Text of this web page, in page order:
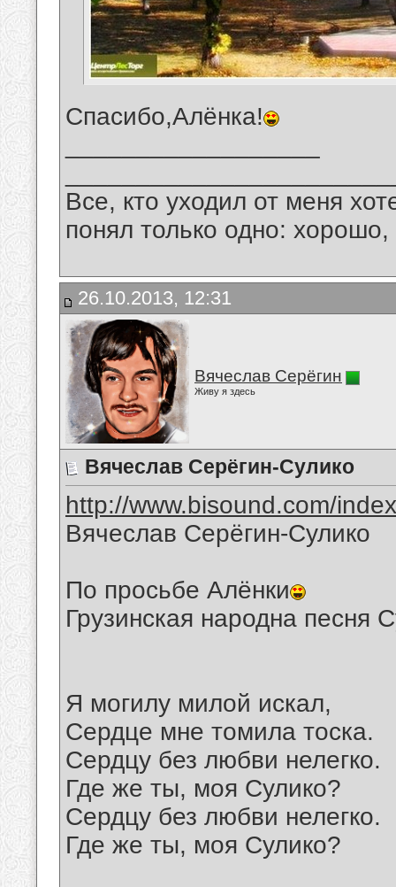
Спасибо,Алёнка!
Все, кто уходил от меня
понял только одно:
26.10.2013, 12:31
Вячеслав Серёгин
Живу я здесь
Вячеслав Серёгин-Сулико
http://www.bisound.com/
Вячеслав Серёгин-Сулико
По просьбе Алёнки
Грузинская народна песня
Я могилу милой искал,
Сердце мне томила тоска.
Сердцу без любви нелегко.
Где же ты, моя Сулико?
Сердцу без любви нелегко.
Где же ты, моя Сулико?